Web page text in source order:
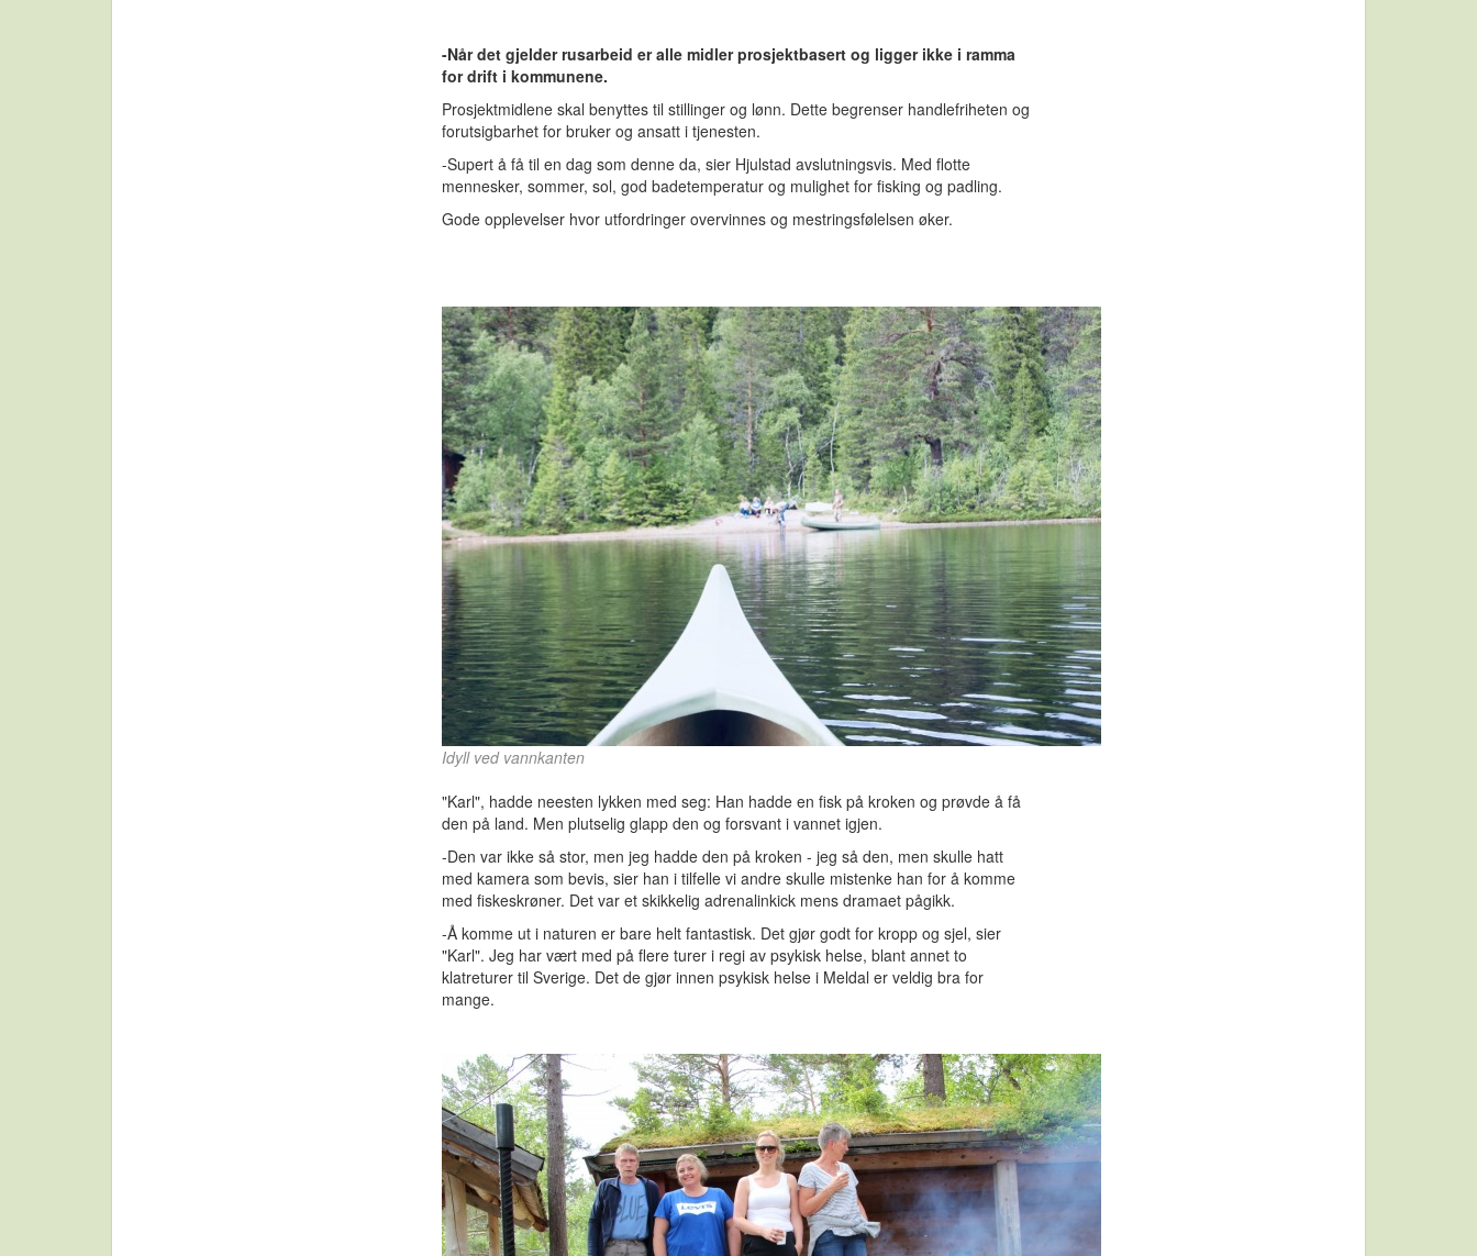
-Når det gjelder rusarbeid er alle midler prosjektbasert og ligger ikke i ramma
for drift i kommunene.
Prosjektmidlene skal benyttes til stillinger og lønn. Dette begrenser handlefriheten og
forutsigbarhet for bruker og ansatt i tjenesten.
-Supert å få til en dag som denne da, sier Hjulstad avslutningsvis. Med flotte
mennesker, sommer, sol, god badetemperatur og mulighet for fisking og padling.
Gode opplevelser hvor utfordringer overvinnes og mestringsfølelsen øker.
Idyll ved vannkanten
"Karl", hadde neesten lykken med seg: Han hadde en fisk på kroken og prøvde å få
den på land. Men plutselig glapp den og forsvant i vannet igjen.
-Den var ikke så stor, men jeg hadde den på kroken - jeg så den, men skulle hatt
med kamera som bevis, sier han i tilfelle vi andre skulle mistenke han for å komme
med fiskeskrøner. Det var et skikkelig adrenalinkick mens dramaet pågikk.
-Å komme ut i naturen er bare helt fantastisk. Det gjør godt for kropp og sjel, sier
"Karl". Jeg har vært med på flere turer i regi av psykisk helse, blant annet to
klatreturer til Sverige. Det de gjør innen psykisk helse i Meldal er veldig bra for
mange.